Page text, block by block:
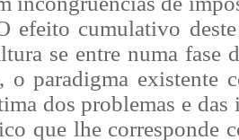
efeito cumulativo
se entre numa fase
o paradigma existente
dos problemas e das
que lhe corresponde